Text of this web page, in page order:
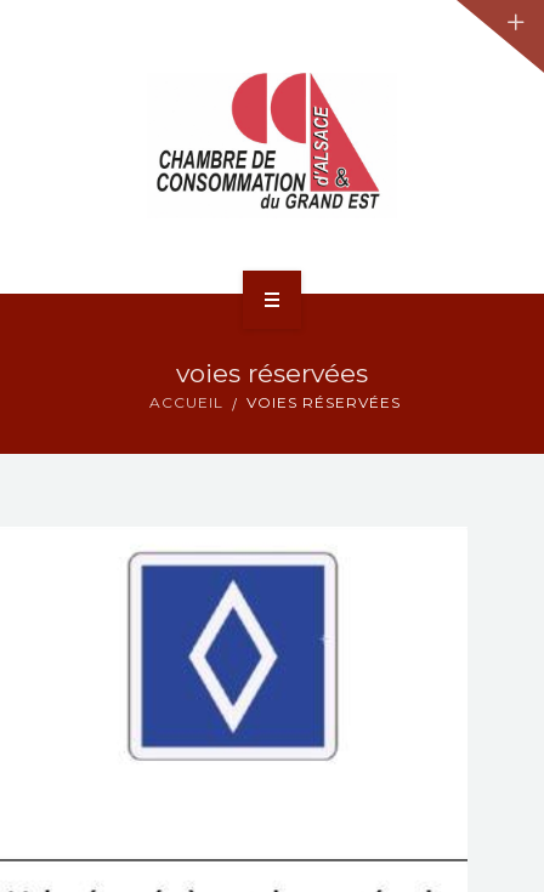
NOS ACTIONS
voies réservées
ACCUEIL VOIES RÉSERVÉES